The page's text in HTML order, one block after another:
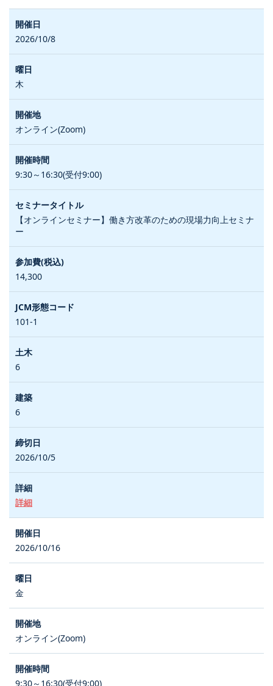
2026/10/8
木
オンライン(Zoom)
9:30～16:30(受付9:00)
【オンラインセミナー】働き方改革のための現場力向上セミナ
ー
14,300
101-1
6
6
2026/10/5
詳細
2026/10/16
金
オンライン(Zoom)
9:30～16:30(受付9:00)